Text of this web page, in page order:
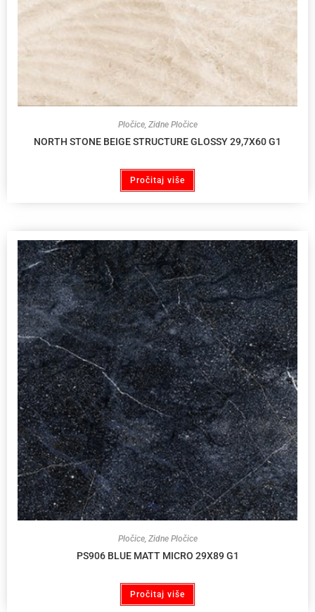
Pločice, Zidne Pločice
NORTH STONE BEIGE STRUCTURE GLOSSY 29,7X60 G1
Pročitaj više
Pločice, Zidne Pločice
PS906 BLUE MATT MICRO 29X89 G1
Pročitaj više